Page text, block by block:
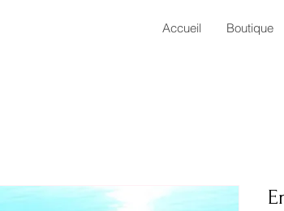
Accueil Boutique